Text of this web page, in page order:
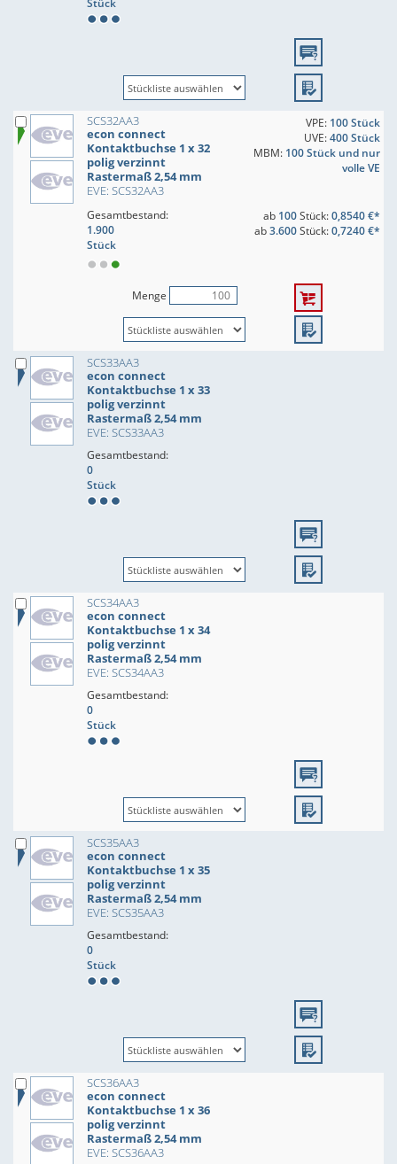
Stück
SCS32AA3
econ connect
Kontaktbuchse 1 x 32
polig verzinnt
Rastermaß 2,54 mm
EVE: SCS32AA3
VPE: 100 Stück
UVE:400 Stück
MBM: 100 Stück und nur
volle VE
Gesamtbestand:
1.900
Stück
ab 100Stück:0,8540 €*
ab3.600Stück:0,7240 €*
Menge
SCS33AA3
econ connect
Kontaktbuchse 1 x 33
polig verzinnt
Rastermaß 2,54 mm
EVE: SCS33AA3
Gesamtbestand:
0
Stück
SCS34AA3
econ connect
Kontaktbuchse 1 x 34
polig verzinnt
Rastermaß 2,54 mm
EVE: SCS34AA3
Gesamtbestand:
0
Stück
SCS35AA3
econ connect
Kontaktbuchse 1 x 35
polig verzinnt
Rastermaß 2,54 mm
EVE: SCS35AA3
Gesamtbestand:
0
Stück
SCS36AA3
econ connect
Kontaktbuchse 1 x 36
polig verzinnt
Rastermaß 2,54 mm
EVE: SCS36AA3